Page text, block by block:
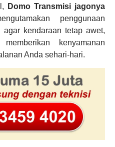
Domo Transmisi jagonya
penggunaan
kendaraan tetap awet,
kenyamanan
Anda sehari-hari.